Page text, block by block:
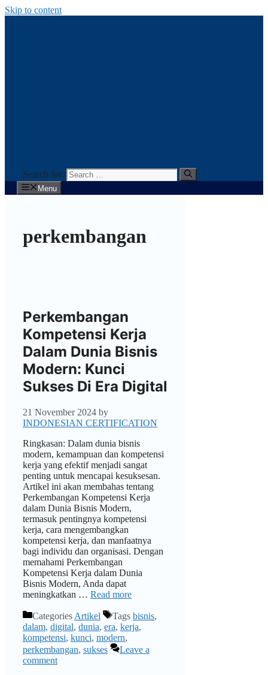
Skip to content
Search for:
Menu
perkembangan
Perkembangan
Kompetensi Kerja
Dalam Dunia Bisnis
Modern: Kunci
Sukses Di Era Digital
21 November 2024 by
INDONESIAN CERTIFICATION
Ringkasan: Dalam dunia bisnis
modern, kemampuan dan kompetensi
kerja yang efektif menjadi sangat
penting untuk mencapai kesuksesan.
Artikel ini akan membahas tentang
Perkembangan Kompetensi Kerja
dalam Dunia Bisnis Modern,
termasuk pentingnya kompetensi
kerja, cara mengembangkan
kompetensi kerja, dan manfaatnya
bagi individu dan organisasi. Dengan
memahami Perkembangan
Kompetensi Kerja dalam Dunia
Bisnis Modern, Anda dapat
meningkatkan … Read more
Categories Artikel Tags bisnis,
dalam, digital, dunia, era, kerja,
kompetensi, kunci, modern,
perkembangan, sukses
Leave a
comment